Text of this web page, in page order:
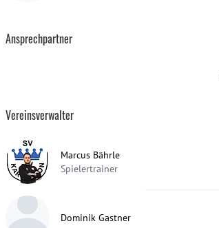
Ansprechpartner
Vereinsverwalter
Marcus Bährle
Spielertrainer
Dominik Gastner